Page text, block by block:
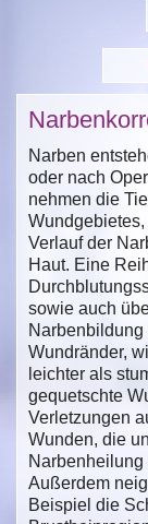
Narben
oder nach
nehmen die
Verlauf der
Haut. Eine
sowie auch
Wundränder,
leichter als
gequetschte
Verletzungen
Wunden, die
Narbenheilung
Außerdem
Beispiel die